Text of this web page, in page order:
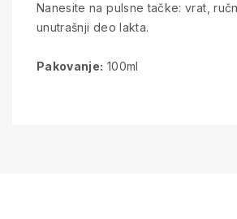
Nanesite na pulsne tačke: vrat,
unutrašnji deo lakta.
Pakovanje: 100ml